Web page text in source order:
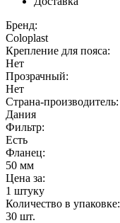
Бренд:
Coloplast
Крепление для пояса:
Нет
Прозрачный:
Нет
Страна-производитель:
Дания
Фильтр:
Есть
Фланец:
50 мм
Цена за:
1 штуку
Количество в упаковке:
30 шт.